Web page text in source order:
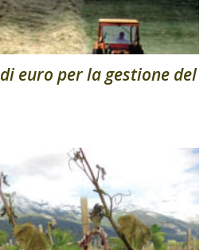
euro per la gestione del